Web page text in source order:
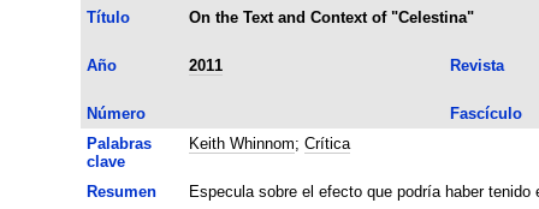
Título
On the Text and Context of "Celestina"
Año 2011 Revista
Número
Fascículo
Palabras
clave
Keith Whinnom; Crítica
Resumen
Especula sobre el efecto que podría haber